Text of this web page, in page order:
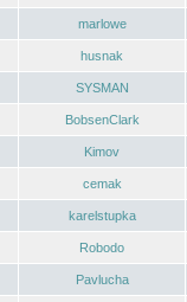
marlowe
husnak
SYSMAN
BobsenClark
Kimov
cemak
karelstupka
Robodo
Pavlucha